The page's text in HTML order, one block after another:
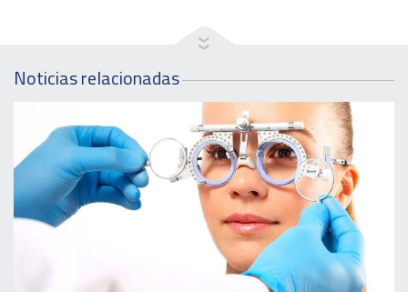
Noticias relacionadas